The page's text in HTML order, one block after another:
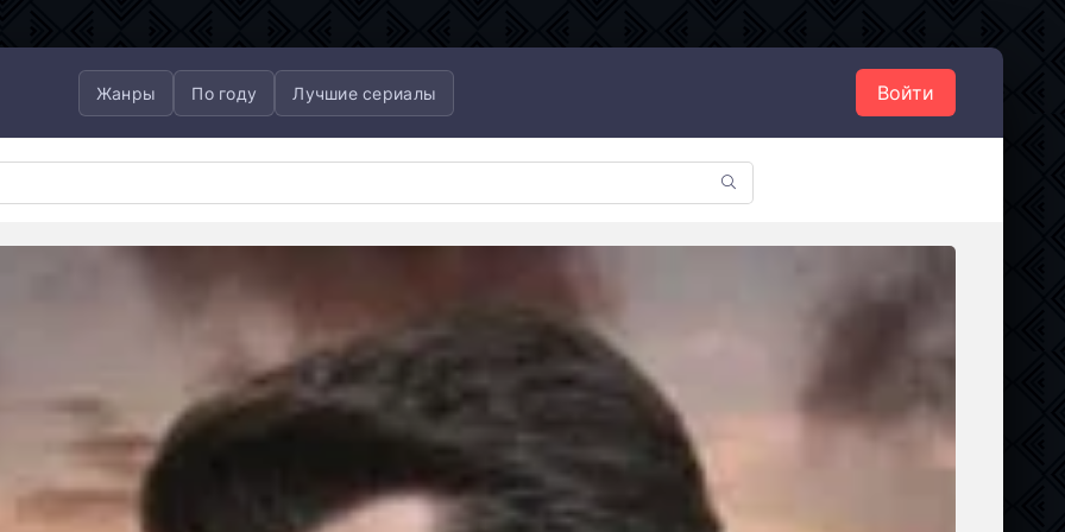
Жанры По году Лучшие сериалы Войти